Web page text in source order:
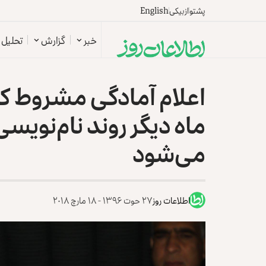
پشتوازبیکیEnglish
خبر گزارش تحلیل
اعلام آمادگی مشروط
ماه دیگر روند
می‌شود
اطلاعات روز۲۷ حوت ۱۳۹۶ - ۱۸ مارچ ۲۰۱۸